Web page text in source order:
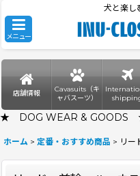
犬と楽し
メニュー
店舗情報
Cavasuits（キ
ャバスーツ）
★ DOG WEAR & GOODS
ホーム > 定番・おすすめ商品 > リー